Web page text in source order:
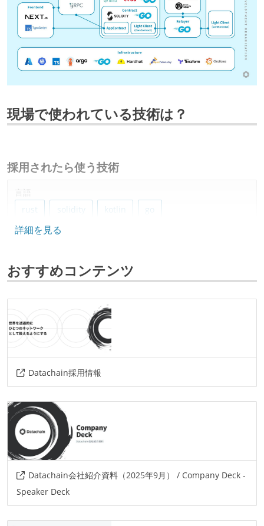
現場で使われている技術は？
採用されたら使う技術
言語
rust
solidity kotlin go
フレームワーク
データベース
postgresql
情報共有ツール
その他
cosmos
azure-cosmos-db
azure
typescripte
kubernetes
github-actions
argo-workflows
詳細を見る
おすすめコンテンツ
Datachain採用情報
Datachain会社紹介資料（2025年9月） / Company Deck -
Speaker Deck